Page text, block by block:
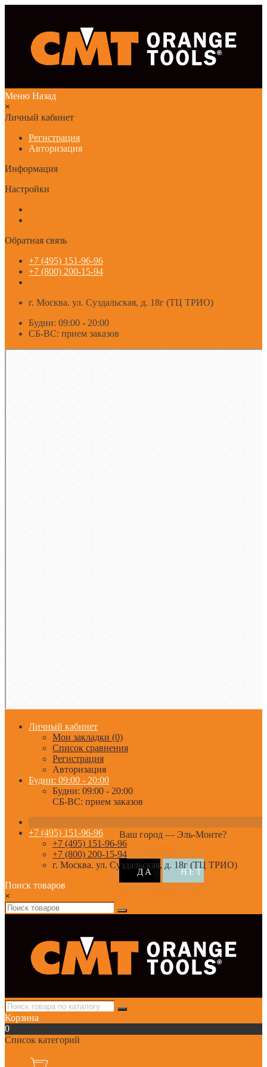
Меню Назад
×
Личный кабинет
Регистрация
Авторизация
Информация
Настройки
Обратная связь
+7 (495) 151-96-96
+7 (800) 200-15-94
г. Москва. ул. Суздальская, д. 18г (ТЦ ТРИО)
Будни: 09:00 - 20:00
СБ-ВС: прием заказов
Личный кабинет
Мои закладки (0)
Список сравнения
Регистрация
Авторизация
Будни: 09:00 - 20:00
Будни: 09:00 - 20:00
СБ-ВС: прием заказов
Ваш город — Эль-Монте?
+7 (495) 151-96-96
+7 (495) 151-96-96
+7 (800) 200-15-94
г. Москва. ул. Суздальская, д. 18г (ТЦ ТРИО)
Поиск товаров
×
Корзина
0
Список категорий